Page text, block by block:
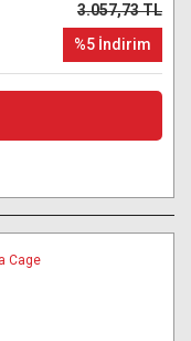
3.057,73 TL
%5 İndirim